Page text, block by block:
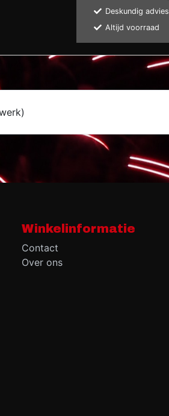
Deskundig advies
Altijd voorraad
Winkelinformatie
Contact
Over ons